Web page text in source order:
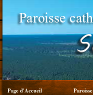
Page d'Accueil Paroisse